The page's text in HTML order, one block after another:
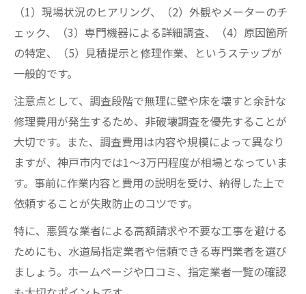
（1）現場状況のヒアリング、（2）外観やメーターのチ
ェック、（3）専門機器による詳細調査、（4）原因箇所
の特定、（5）見積提示と修理作業、というステップが
一般的です。
注意点として、調査段階で無理に壁や床を壊すと余計な
修理費用が発生するため、非破壊調査を優先することが
大切です。また、調査費用は内容や規模によって異なり
ますが、神戸市内では1〜3万円程度が相場となっていま
す。事前に作業内容と費用の説明を受け、納得した上で
依頼することが失敗防止のコツです。
特に、悪質な業者による高額請求や不要な工事を避ける
ためにも、水道局指定業者や信頼できる専門業者を選び
ましょう。ホームページや口コミ、指定業者一覧の確認